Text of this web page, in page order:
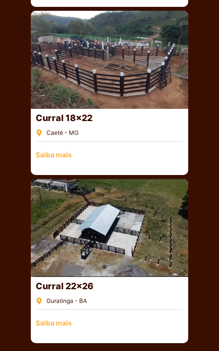
Curral 18×22
Caeté - MG
Saiba mais
Curral 22×26
Guratinga - BA
Saiba mais